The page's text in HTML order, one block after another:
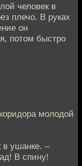
человек в
плечо. В руках
он
потом быстро
молодой
в ушанке. –
В спину!